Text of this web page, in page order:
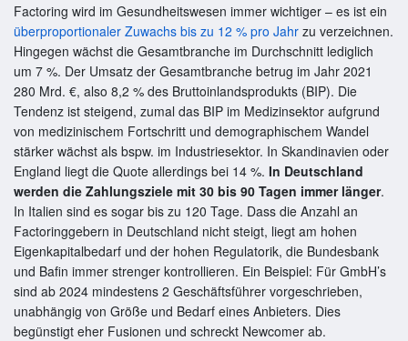
Factoring wird im Gesundheitswesen immer wichtiger – es ist ein
überproportionaler Zuwachs bis zu 12 % pro Jahr zu verzeichnen.
Hingegen wächst die Gesamtbranche im Durchschnitt lediglich
um 7 %. Der Umsatz der Gesamtbranche betrug im Jahr 2021
280 Mrd. €, also 8,2 % des Bruttoinlandsprodukts (BIP). Die
Tendenz ist steigend, zumal das BIP im Medizinsektor aufgrund
von medizinischem Fortschritt und demographischem Wandel
stärker wächst als bspw. im Industriesektor. In Skandinavien oder
England liegt die Quote allerdings bei 14 %. In Deutschland
werden die Zahlungsziele mit 30 bis 90 Tagen immer länger.
In Italien sind es sogar bis zu 120 Tage. Dass die Anzahl an
Factoringgebern in Deutschland nicht steigt, liegt am hohen
Eigenkapitalbedarf und der hohen Regulatorik, die Bundesbank
und Bafin immer strenger kontrollieren. Ein Beispiel: Für GmbH’s
sind ab 2024 mindestens 2 Geschäftsführer vorgeschrieben,
unabhängig von Größe und Bedarf eines Anbieters. Dies
begünstigt eher Fusionen und schreckt Newcomer ab.